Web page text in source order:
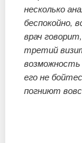
несколько
беспокойно,
врач
третий
возможность
его не
погниют